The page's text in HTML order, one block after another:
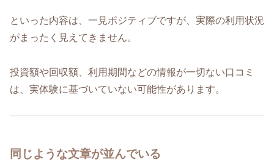
といった内容は、一見ポジティブですが、実際の利用状況
がまったく見えてきません。
投資額や回収額、利用期間などの情報が一切ない口コミ
は、実体験に基づいていない可能性があります。
同じような文章が並んでいる